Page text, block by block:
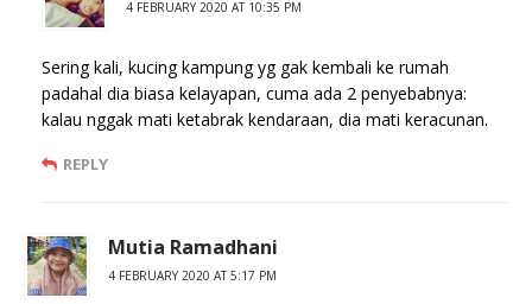
4 FEBRUARY 2020 AT 10:35 PM
Sering kali, kucing kampung yg gak kembali ke rumah
padahal dia biasa kelayapan, cuma ada 2 penyebabnya:
kalau nggak mati ketabrak kendaraan, dia mati keracunan.
REPLY
Mutia Ramadhani
4 FEBRUARY 2020 AT 5:17 PM